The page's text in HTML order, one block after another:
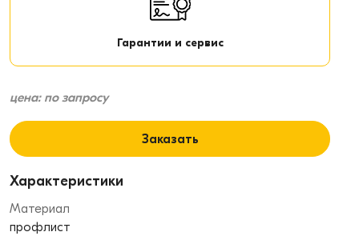
Гарантии и сервис
цена: по запросу
Заказать
Характеристики
Материал
профлист